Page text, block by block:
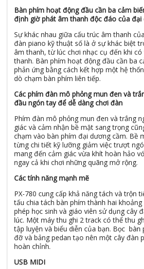
Bàn phím hoạt động đầu cần ba cảm
định giờ phát âm thanh độc đáo của đại
Sự khác nhau giữa cấu trúc âm thanh
đàn piano kỹ thuật số là ở sự khác biệt
âm thanh, từ lúc chơi nhạc cụ đến khi
thanh. Bàn phím hoạt động đầu cần ba
phản ứng bằng cách kết hợp một hệ
dò chạm bàn phím liên tiếp.
Các phím đàn mô phỏng mun đen và
đầu ngón tay để dễ dàng chơi đàn
Phím đàn mô phỏng mun đen và trắng
giác và cảm nhận bề mặt sang trọng
chạm vào bàn phím đại dương cầm. Bề
từng chi tiết kỹ lưỡng giảm việc trượt
mang đến cảm giác vừa khít hoàn hảo
ngay cả khi chơi những quãng mở rộng.
Các tính năng mạnh mẽ
PX-780 cung cấp khả năng tách và trộn
tấu chia tách bàn phím thành hai khoảng
phép học sinh và giáo viên sử dụng cây
lúc. Một máy thu ghi 2 track có thể thu
tập luyện và biểu diễn của bạn. Bọc bàn
đỡ và bảng pedan tạo nên một cây đàn
hoàn chỉnh.
USB MIDI